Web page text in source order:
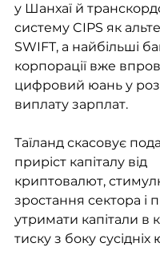
у Шанхаї й
систему CIPS як
SWIFT, а найбільші
корпорації вже
цифровий юань у
виплату зарплат.
Таїланд скасовує
приріст капіталу від
криптовалют,
зростання сектора і
утримати капітали в
тиску з боку